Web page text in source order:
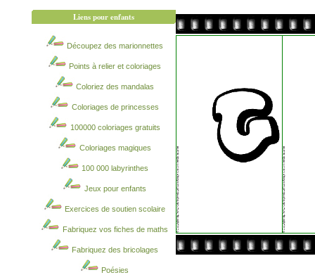
Liens pour enfants
Découpez des marionnettes
Points à relier et coloriages
Coloriez des mandalas
Coloriages de princesses
100000 coloriages gratuits
Coloriages magiques
100 000 labyrinthes
Jeux pour enfants
Exercices de soutien scolaire
Fabriquez vos fiches de maths
Fabriquez des bricolages
Poésies